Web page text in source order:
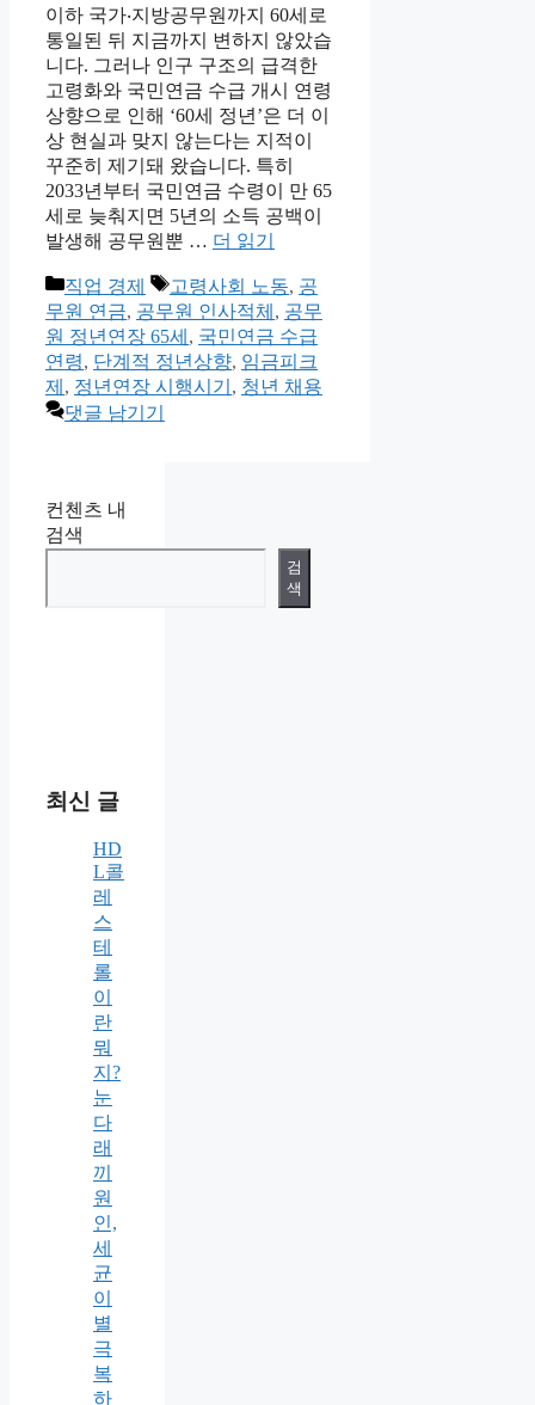
이하 국가‧지방공무원까지 60세로
통일된 뒤 지금까지 변하지 않았습
니다. 그러나 인구 구조의 급격한
고령화와 국민연금 수급 개시 연령
상향으로 인해 ‘60세 정년’은 더 이
상 현실과 맞지 않는다는 지적이
꾸준히 제기돼 왔습니다. 특히
2033년부터 국민연금 수령이 만 65
세로 늦춰지면 5년의 소득 공백이
발생해 공무원뿐 … 더 읽기
카
테
고
리
직업 경제
태
그
고령사회 노동, 공
무원 연금, 공무원 인사적체 , 공무
원 정년연장 65세 , 국민연금 수급
연령, 단계적 정년상향, 임금피크
제 , 정년연장 시행시기 , 청년 채용
댓글 남기기
컨첸츠 내
검색
검
색
최신 글
HD
L콜
레
스
테
롤
이
란
뭐
지?
눈
다
래
끼
원
인,
세
균
이
별
극
복
하